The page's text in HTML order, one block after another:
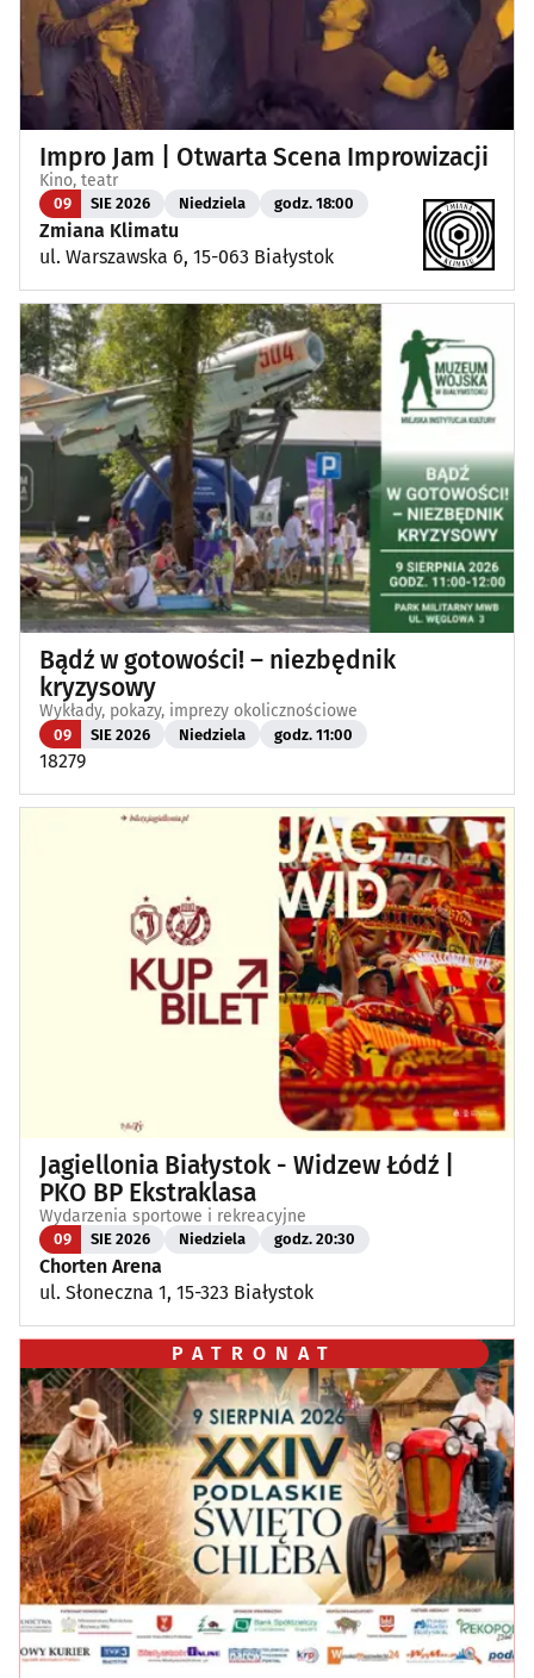
Impro Jam | Otwarta Scena Improwizacji
Kino, teatr
09 SIE 2026 Niedziela godz. 18:00
Zmiana Klimatu
ul. Warszawska 6, 15-063 Białystok
Bądź w gotowości! – niezbędnik
kryzysowy
Wykłady, pokazy, imprezy okolicznościowe
09 SIE 2026 Niedziela godz. 11:00
18279
Jagiellonia Białystok - Widzew Łódź |
PKO BP Ekstraklasa
Wydarzenia sportowe i rekreacyjne
09 SIE 2026 Niedziela godz. 20:30
Chorten Arena
ul. Słoneczna 1, 15-323 Białystok
PATRONAT